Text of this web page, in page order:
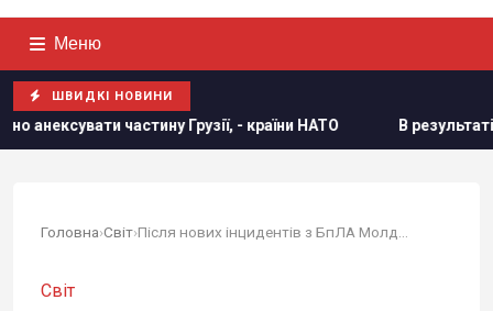
Меню
ШВИДКІ НОВИНИ
- країни НАТО В результаті атаки РФ знищено
Головна›Світ›
Світ